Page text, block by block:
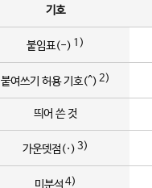
기호
붙임표(-) 1)
붙여쓰기 허용 기호(^) 2)
띄어 쓴 것
가운뎃점(·) 3)
미분석 4)